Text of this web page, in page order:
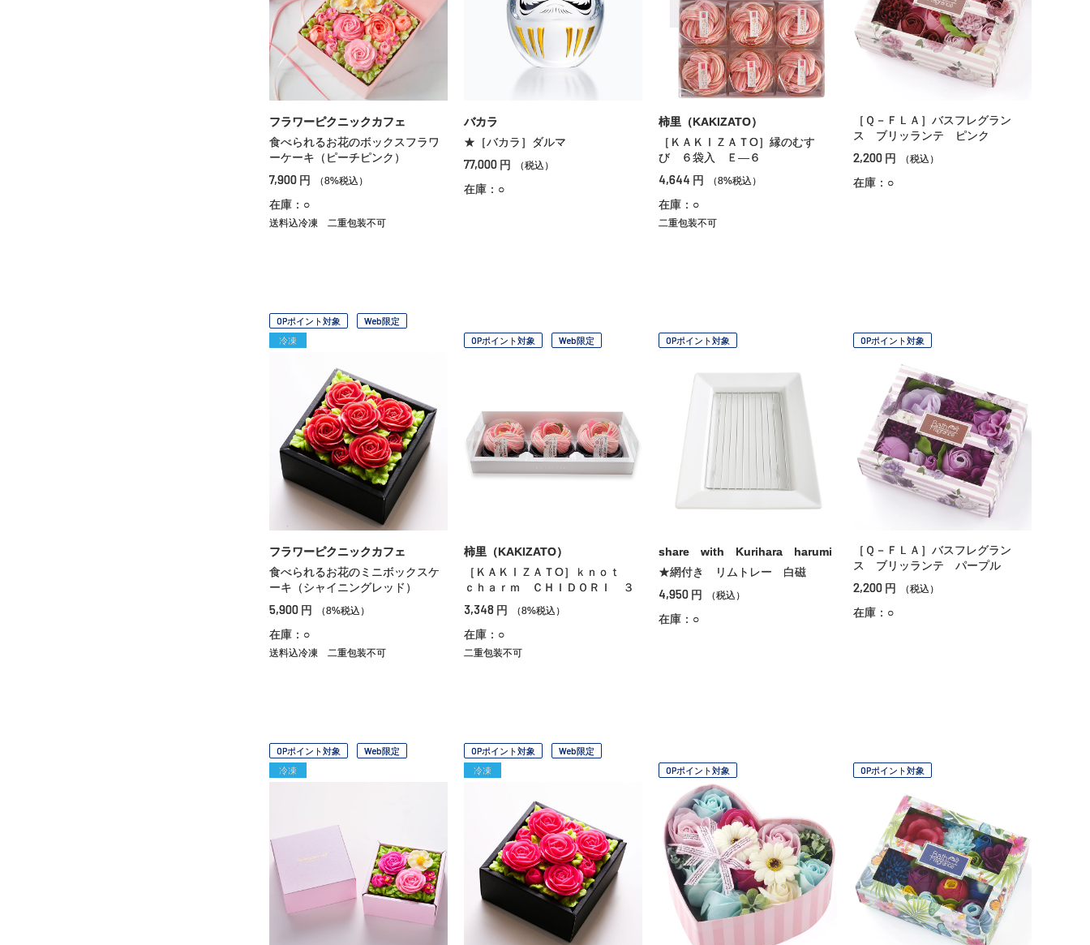
フラワーピクニックカフェ
食べられるお花のボックスフラワ
ーケーキ（ピーチピンク）
7,900 円 （8%税込）
在庫：○
送料込冷凍 二重包装不可
バカラ
★［バカラ］ダルマ
77,000 円 （税込）
在庫：○
柿里（KAKIZATO）
［ＫＡＫⅠＺＡＴО］縁のむす
び ６袋入 Ｅ―６
4,644 円 （8%税込）
在庫：○
二重包装不可
［Ｑ－ＦＬＡ］バスフレグラン
ス ブリッランテ ピンク
2,200 円 （税込）
在庫：○
OPポイント対象
Web限定
冷凍
フラワーピクニックカフェ
食べられるお花のミニボックスケ
ーキ（シャイニングレッド）
5,900 円 （8%税込）
在庫：○
送料込冷凍 二重包装不可
OPポイント対象 Web限定
柿里（KAKIZATO）
［ＫＡＫⅠＺＡＴО］ｋｎｏｔ
ｃｈａｒｍ ＣＨＩＤＯＲＩ ３
3,348 円 （8%税込）
在庫：○
二重包装不可
OPポイント対象
share with Kurihara harumi
★網付き リムトレー 白磁
4,950 円 （税込）
在庫：○
OPポイント対象
［Ｑ－ＦＬＡ］バスフレグラン
ス ブリッランテ パープル
2,200 円 （税込）
在庫：○
OPポイント対象
Web限定
冷凍
OPポイント対象
Web限定
冷凍
OPポイント対象 OPポイント対象